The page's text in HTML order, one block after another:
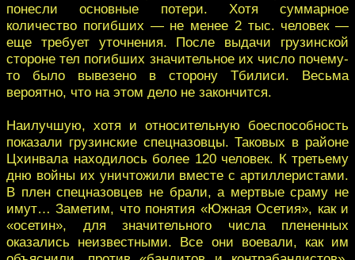
понесли основные потери. Хотя суммарное
количество погибших — не менее 2 тыс. человек —
еще требует уточнения. После выдачи грузинской
стороне тел погибших значительное их число почему-
то было вывезено в сторону Тбилиси. Весьма
вероятно, что на этом дело не закончится.
Наилучшую, хотя и относительную боеспособность
показали грузинские спецназовцы. Таковых в районе
Цхинвала находилось более 120 человек. К третьему
дню войны их уничтожили вместе с артиллеристами.
В плен спецназовцев не брали, а мертвые сраму не
имут… Заметим, что понятия «Южная Осетия», как и
«осетин», для значительного числа плененных
оказались неизвестными. Все они воевали, как им